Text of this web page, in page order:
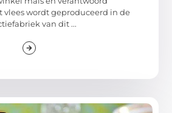
vlees wordt geproduceerd in de
van dit ...